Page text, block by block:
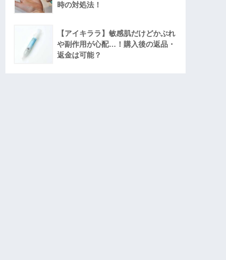
時の対処法！
【アイキララ】敏感肌だけどかぶれ
や副作用が心配…！購入後の返品・
返金は可能？